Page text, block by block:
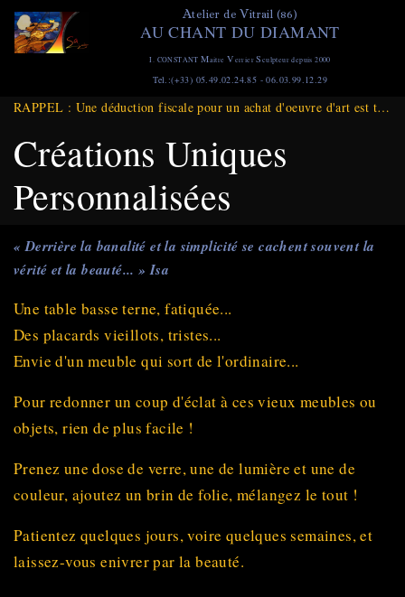
Aller
au
contenu
principal
Atelier de Vitrail (86)
AU CHANT DU DIAMANT
I. CONSTANTMaitreV errierS culpteur depuis 2000
Tel.:(+33) 05.49.02.24.85 - 06.03.99.12.29
RAPPEL : Une déduction fiscale pour un achat d'oeuvre d'art est toujours d'actualité et ce jusqu'à Fin DECEMBRE 2025
Créations Uniques
Personnalisées
« Derrière la banalité et la simplicité se cachent souvent la
vérité et la beauté... » Isa
Une table basse terne, fatiquée...
Des placards vieillots, tristes...
Envie d'un meuble qui sort de l'ordinaire...
Pour redonner un coup d'éclat à ces vieux meubles ou
objets, rien de plus facile !
Prenez une dose de verre, une de lumière et une de
couleur, ajoutez un brin de folie, mélangez le tout !
Patientez quelques jours, voire quelques semaines, et
laissez-vous enivrer par la beauté.